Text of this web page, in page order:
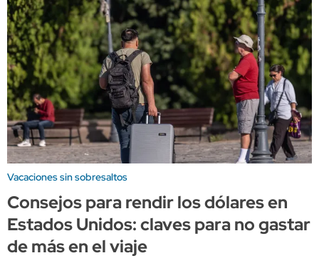
Vacaciones sin sobresaltos
Consejos para rendir los dólares en
Estados Unidos: claves para no gastar
de más en el viaje